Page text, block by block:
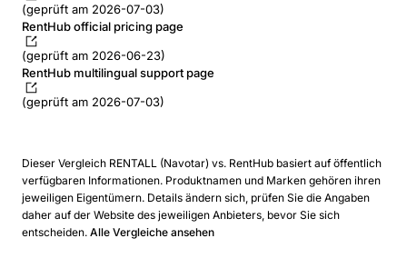
(geprüft am 2026-07-03)
RentHub official pricing page
(geprüft am 2026-06-23)
RentHub multilingual support page
(geprüft am 2026-07-03)
Dieser Vergleich RENTALL (Navotar) vs. RentHub basiert auf öffentlich
verfügbaren Informationen. Produktnamen und Marken gehören ihren
jeweiligen Eigentümern. Details ändern sich, prüfen Sie die Angaben
daher auf der Website des jeweiligen Anbieters, bevor Sie sich
entscheiden. Alle Vergleiche ansehen